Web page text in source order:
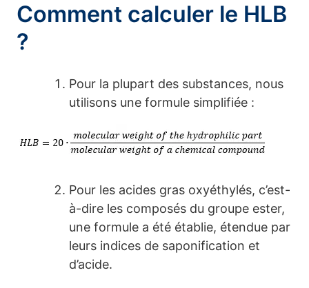
Comment calculer le HLB
?
Pour la plupart des substances, nous
utilisons une formule simplifiée :
Pour les acides gras oxyéthylés, c’est-
à-dire les composés du groupe ester,
une formule a été établie, étendue par
leurs indices de saponification et
d’acide.